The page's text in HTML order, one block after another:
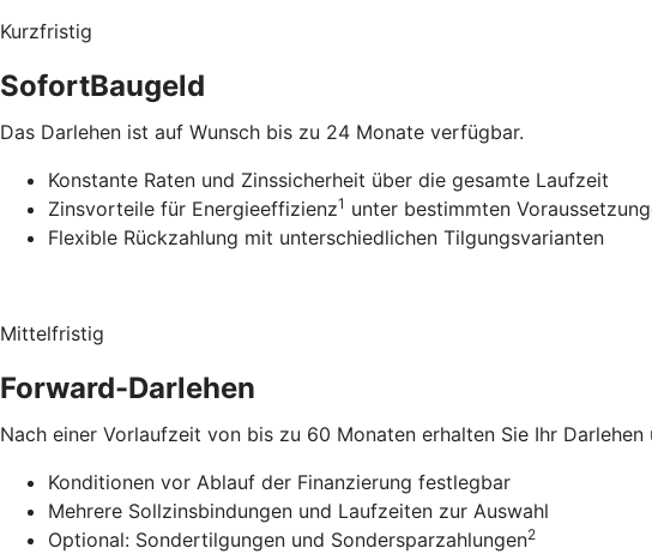
Kurzfristig
SofortBaugeld
Das Darlehen ist auf Wunsch bis zu 24 Monate verfügbar.
Konstante Raten und Zinssicherheit über die gesamte Laufzeit
Zinsvorteile für Energieeffizienz1 unter bestimmten
Flexible Rückzahlung mit unterschiedlichen Tilgungsvarianten
Mittelfristig
Forward-Darlehen
Nach einer Vorlaufzeit von bis zu 60 Monaten erhalten Sie Ihr
Konditionen vor Ablauf der Finanzierung festlegbar
Mehrere Sollzinsbindungen und Laufzeiten zur Auswahl
Optional: Sondertilgungen und Sondersparzahlungen2